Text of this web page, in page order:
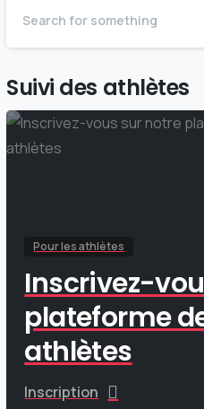
Suivi des athlètes
Pour les athlètes
Inscrivez-
plateforme
athlètes
Inscription